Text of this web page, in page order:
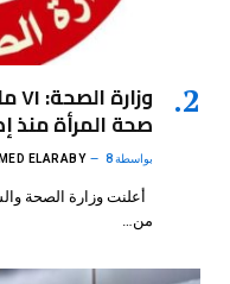
صحة المرأة منذ
بواسطة ELARABY 8 أغسطس، 2026
من…